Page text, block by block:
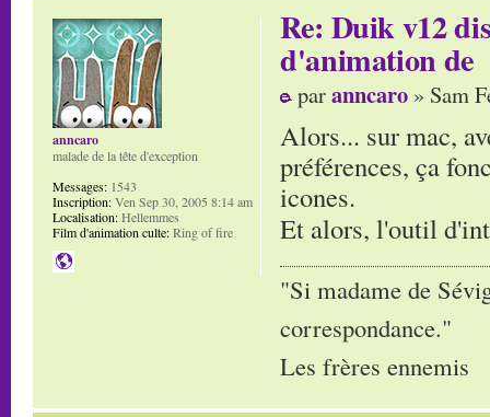
Re: Duik v12
d'animation de
paranncaro » Sam
Alors... sur mac,
préférences, ça
icones.
Et alors, l'outil
"Si madame de
correspondance."
Les frères ennemis
anncaro
malade de la tête d'exception
Messages: 1543
Inscription:Ven Sep 30, 2005 8:14 am
Localisation:Hellemmes
Film d'animation culte:Ring of fire